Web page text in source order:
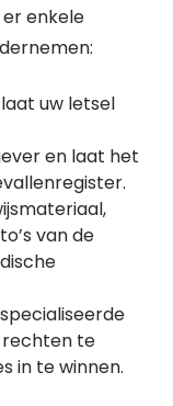
enkele
uw letsel
en laat het
van de
rechten te
in te winnen.